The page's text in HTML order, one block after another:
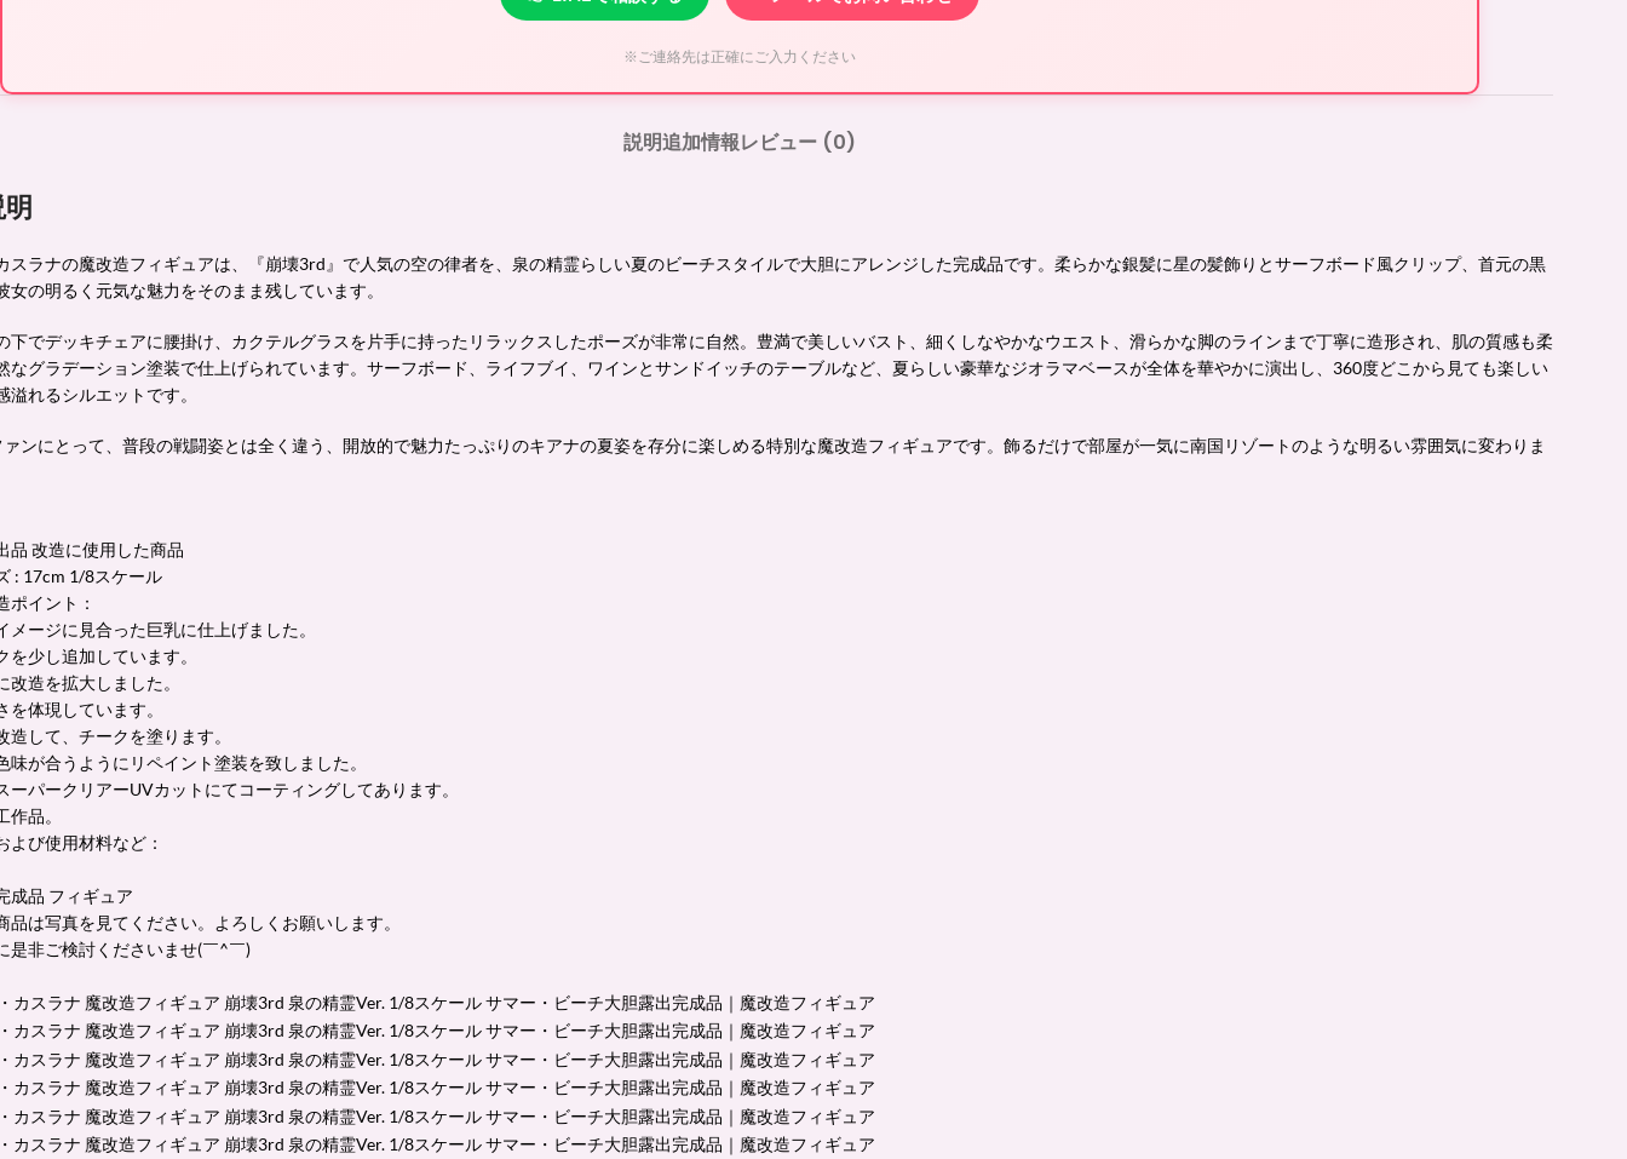
※ご連絡先は正確にご入力ください
説明追加情報レビュー (0)
スラナの魔改造フィギュアは、『崩壊3rd』で人気の空の律者を、泉の精霊らしい夏のビーチスタイルで大胆にアレンジした完成品です。柔らかな銀髪に星の髪飾りとサーフボード風クリップ、首元の黒
女の明るく元気な魅力をそのまま残しています。
下でデッキチェアに腰掛け、カクテルグラスを片手に持ったリラックスしたポーズが非常に自然。豊満で美しいバスト、細くしなやかなウエスト、滑らかな脚のラインまで丁寧に造形され、肌の質感も柔
なグラデーション塗装で仕上げられています。サーフボード、ライフブイ、ワインとサンドイッチのテーブルなど、夏らしい豪華なジオラマベースが全体を華やかに演出し、360度どこから見ても楽しい
溢れるシルエットです。
ンにとって、普段の戦闘姿とは全く違う、開放的で魅力たっぷりのキアナの夏姿を存分に楽しめる特別な魔改造フィギュアです。飾るだけで部屋が一気に南国リゾートのような明るい雰囲気に変わりま
品 改造に使用した商品
: 17cm 1/8スケール
ポイント：
メージに見合った巨乳に仕上げました。
を少し追加しています。
改造を拡大しました。
を体現しています。
造して、チークを塗ります。
味が合うようにリペイント塗装を致しました。
ーパークリアーUVカットにてコーティングしてあります。
作品。
よび使用材料など：
成品 フィギュア
品は写真を見てください。よろしくお願いします。
是非ご検討くださいませ(￣^￣)ゞ